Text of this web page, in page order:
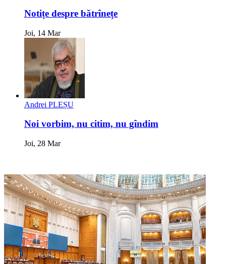
Notițe despre bătrînețe
Joi, 14 Mar
Andrei PLEȘU
Noi vorbim, nu citim, nu gîndim
Joi, 28 Mar